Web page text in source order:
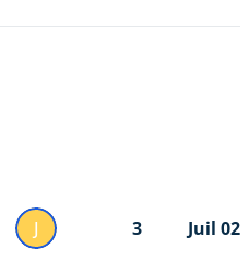
J 3 Juil 02